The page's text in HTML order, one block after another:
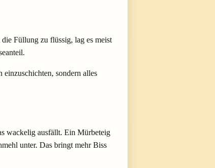
Füllung zu flüssig, lag es meist
sondern alles
wackelig ausfällt. Ein Mürbeteig
unter. Das bringt mehr Biss